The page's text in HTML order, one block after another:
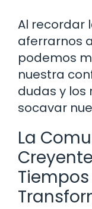
Al recordar
aferrarnos
podemos
nuestra
dudas y los
socavar
La